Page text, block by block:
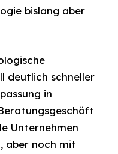
bislang aber
deutlich schneller
in
Unternehmen
aber noch mit